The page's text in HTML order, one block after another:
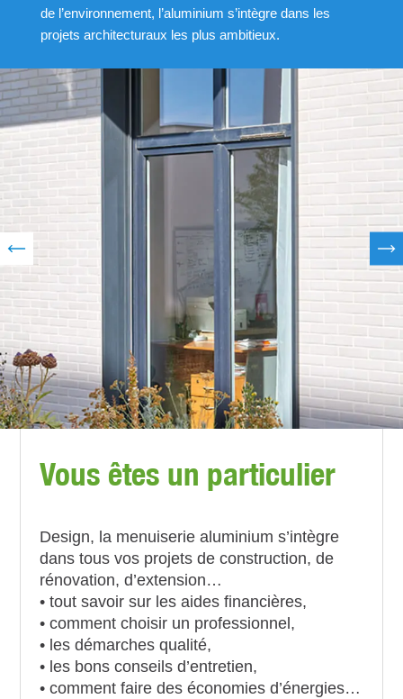
de l’environnement, l’aluminium s’intègre dans les
projets architecturaux les plus ambitieux.
Vous êtes un particulier
Design, la menuiserie aluminium s’intègre
dans tous vos projets de construction, de
rénovation, d’extension…
• tout savoir sur les aides financières,
• comment choisir un professionnel,
• les démarches qualité,
• les bons conseils d’entretien,
• comment faire des économies d’énergies…